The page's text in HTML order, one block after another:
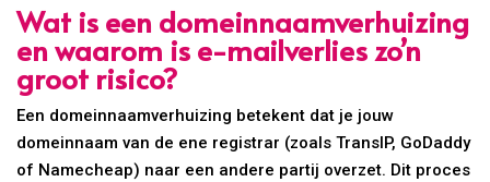
Wat is een domeinnaamverhuizing
en waarom is e-mailverlies zo’n
groot risico?
Een domeinnaamverhuizing betekent dat je jouw
domeinnaam van de ene registrar (zoals TransIP, GoDaddy
of Namecheap) naar een andere partij overzet. Dit proces